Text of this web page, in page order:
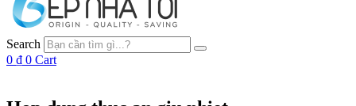
Search
0 ₫ 0 Cart